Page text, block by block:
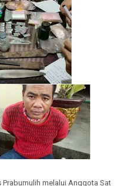
melalui Anggota Sat